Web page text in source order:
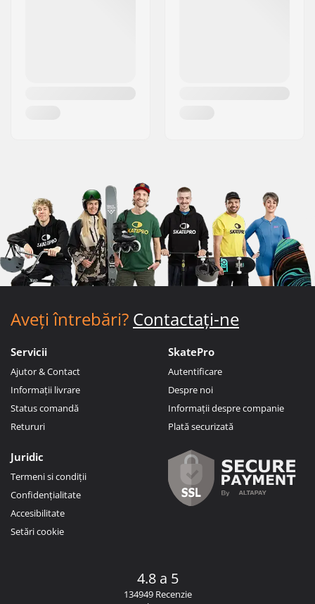
Aveți întrebări? Contactați-ne
Servicii
Ajutor & Contact
Informații livrare
Status comandă
Retururi
SkatePro
Autentificare
Despre noi
Informații despre companie
Plată securizată
Juridic
Termeni si condiții
Confidențialitate
Accesibilitate
Setări cookie
4.8 a 5
134949 Recenzie